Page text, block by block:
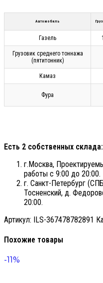
Автомобиль
Газель
Грузовик среднего тоннажа
(пятитонник)
Камаз
Фура
Есть 2 собственных
г.Москва,
работы с 9:00 до 20:00.
г. Санкт-Петербург
Тосненский, д.
20:00.
Артикул: ILS-367478782891
Похожие товары
-11%